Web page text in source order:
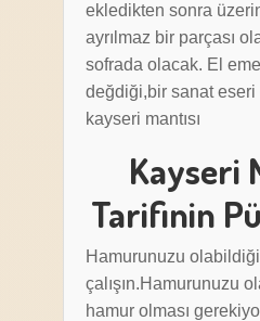
ekledikten sonra
ayrılmaz bir parçası
sofrada olacak. El
değdiği,bir sanat eseri
kayseri mantısı
Kayseri
Tarifinin
Hamurunuzu
çalışın.Hamurunuzu
hamur olması